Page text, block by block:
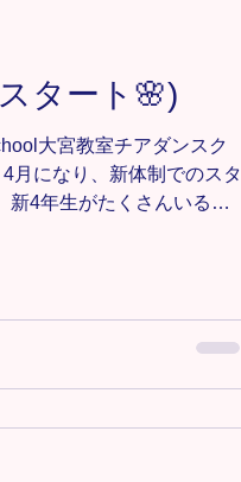
にご連絡くだ
-＊-＊-＊
ンス #キッズチア #埼玉ダ
ア #埼玉HIPHOP #埼玉
ダン
タート🌸)
大宮教室チアダンスク
月になり、新体制でのスタ
新4年生がたくさんいるの
言っていましたが…笑 本
るみんなだと信じていま
omiya-cheer ＊-＊-
ー募集中‼️ 見学•体験0円